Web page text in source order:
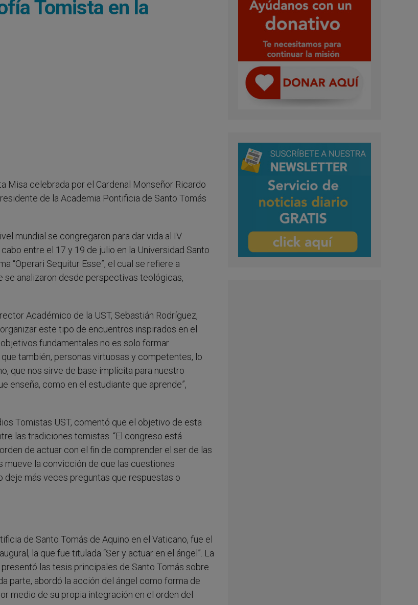
Tomista en la
Misa celebrada por el Cardenal Monseñor Ricardo
de la Academia Pontificia de Santo Tomás
mundial se congregaron para dar vida al IV
entre el 17 y 19 de julio en la Universidad Santo
“Operari Sequitur Esse”, el cual se refiere a
se analizaron desde perspectivas teológicas,
Académico de la UST, Sebastián Rodríguez,
este tipo de encuentros inspirados en el
fundamentales no es solo formar
también, personas virtuosas y competentes, lo
que nos sirve de base implícita para nuestro
enseña, como en el estudiante que aprende”,
Tomistas UST, comentó que el objetivo de esta
las tradiciones tomistas. “El congreso está
de actuar con el fin de comprender el ser de las
la convicción de que las cuestiones
deje más veces preguntas que respuestas o
de Santo Tomás de Aquino en el Vaticano, fue el
la que fue titulada “Ser y actuar en el ángel”. La
las tesis principales de Santo Tomás sobre
parte, abordó la acción del ángel como forma de
medio de su propia integración en el orden del